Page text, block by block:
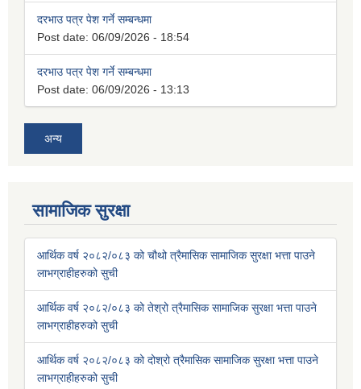
दरभाउ पत्र पेश गर्ने सम्बन्धमा
Post date: 06/09/2026 - 18:54
दरभाउ पत्र पेश गर्ने सम्बन्धमा
Post date: 06/09/2026 - 13:13
अन्य
सामाजिक सुरक्षा
आर्थिक वर्ष २०८२/०८३ को चौथो त्रैमासिक सामाजिक सुरक्षा भत्ता पाउने
लाभग्राहीहरुको सुची
आर्थिक वर्ष २०८२/०८३ को तेश्रो त्रैमासिक सामाजिक सुरक्षा भत्ता पाउने
लाभग्राहीहरुको सुची
आर्थिक वर्ष २०८२/०८३ को दोश्रो त्रैमासिक सामाजिक सुरक्षा भत्ता पाउने
लाभग्राहीहरुको सुची